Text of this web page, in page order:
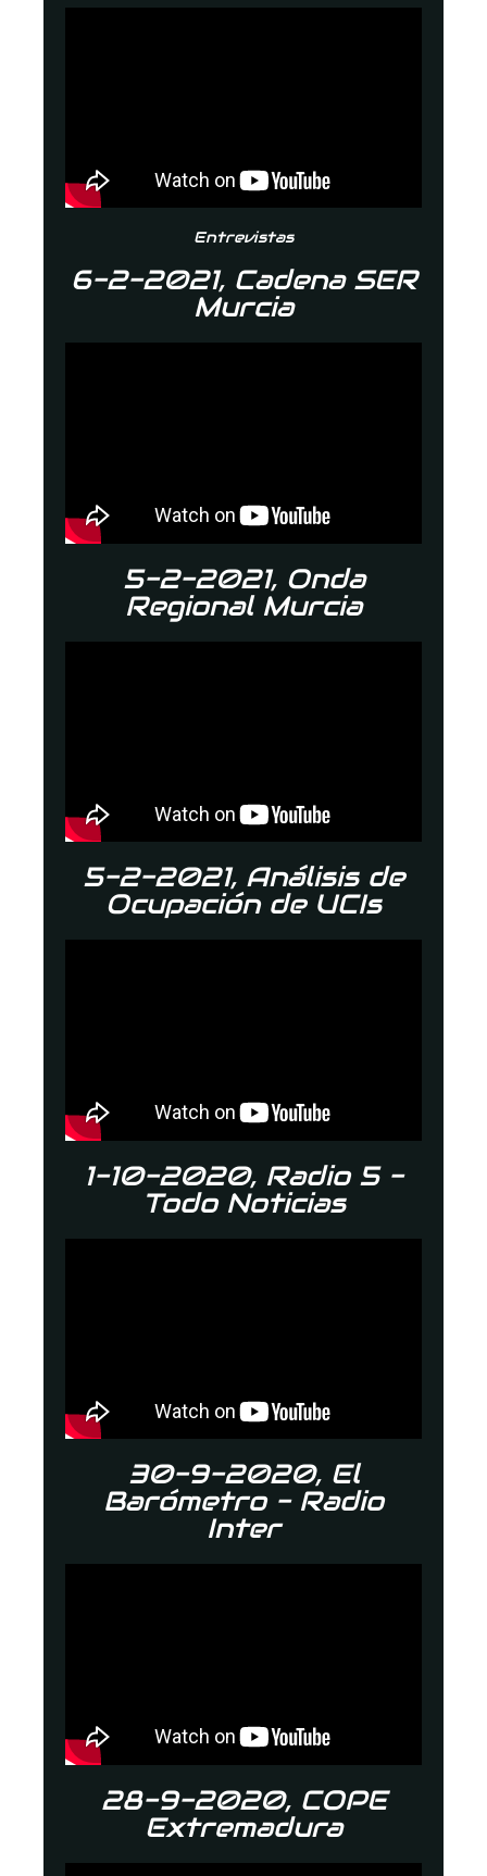
Entrevistas
6-2-2021, Cadena SER
Murcia
5-2-2021, Onda
Regional Murcia
5-2-2021, Análisis de
Ocupación de UCIs
1-10-2020, Radio 5 -
Todo Noticias
30-9-2020, El
Barómetro - Radio
Inter
28-9-2020, COPE
Extremadura